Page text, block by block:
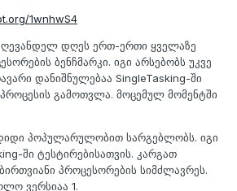
1wnhwS4
დღეს ერთ-ერთი ყველაზე
ბენჩმარკი. იგი არსებობს უკვე
დანიშნულებაა SingleTasking-ში
გამოთვლა. მოცემულ მომენტში
პოპულარულობით სარგებლობს. იგი
ში ტესტირებისათვის. კარგათ
პროცესორების სიმძლავრეს.
ვერსიაა 1.